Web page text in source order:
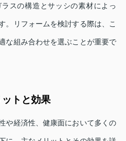
スの構造とサッシの素材によっ
。リフォームを検討する際は、こ
な組み合わせを選ぶことが重要で
トと効果
や経済性、健康面において多くの